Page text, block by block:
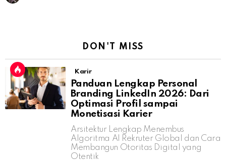
DON'T MISS
Karir
Panduan Lengkap Personal
Branding LinkedIn 2026: Dari
Optimasi Profil sampai
Monetisasi Karier
Arsitektur Lengkap Menembus
Algoritma AI Rekruter Global dan Cara
Membangun Otoritas Digital yang
Otentik